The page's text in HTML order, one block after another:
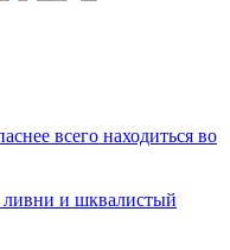
всего находиться во
ливни и шквалистый